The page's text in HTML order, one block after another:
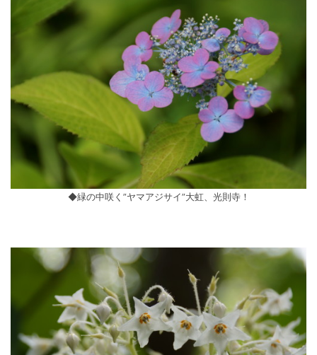
◆緑の中咲く”ヤマアジサイ”大虹、光則寺！